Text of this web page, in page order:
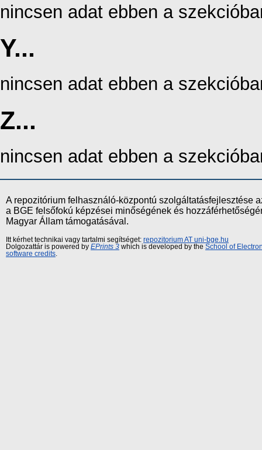
nincsen adat ebben a
Y...
nincsen adat ebben a
Z...
nincsen adat ebben a
A repozitórium felhasználó-központú szolgáltatásfejlesztése
a BGE felsőfokú képzései minőségének és
Magyar Állam támogatásával.
Itt kérhet technikai vagy tartalmi segítséget: repozitorium AT uni-bge.hu
Dolgozattár is powered by EPrints 3 which is developed by the School of
software credits